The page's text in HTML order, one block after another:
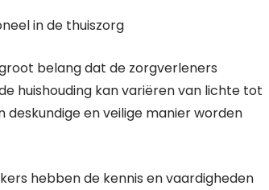
in de thuiszorg
belang dat de zorgverleners
huishouding kan variëren van lichte tot
en veilige manier worden
hebben de kennis en vaardigheden